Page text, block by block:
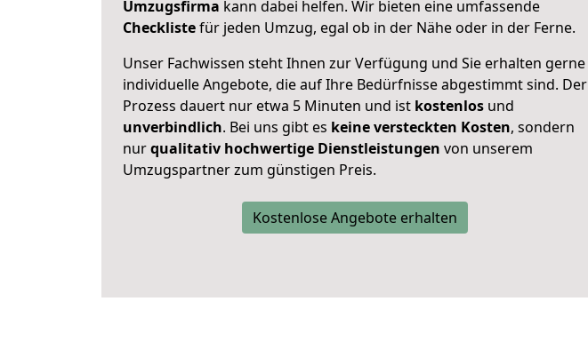
Umzugsfirma kann dabei helfen. Wir bieten eine umfassende
Checklistefür jeden Umzug, egal ob in der Nähe oder in der Ferne.
Unser Fachwissen steht Ihnen zur Verfügung und Sie erhalten gerne
individuelle Angebote, die auf Ihre Bedürfnisse abgestimmt sind. Der
Prozess dauert nur etwa 5 Minuten und ist kostenlos und
unverbindlich. Bei uns gibt es keine versteckten Kosten, sondern
nurqualitativ hochwertige Dienstleistungen von unserem
Umzugspartner zum günstigen Preis.
Kostenlose Angebote erhalten